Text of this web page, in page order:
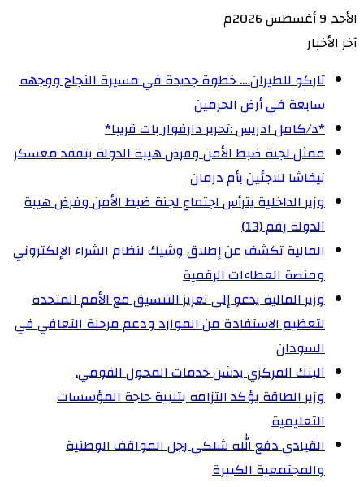
الأحد, 9 أغسطس 2026م
آخر الأخبار
تاركو للطيران…. خطوة جديدة في مسيرة النجاح ووجهه
سابعة في أرض الحرمين
‏*د/كامل ادريس :تحرير دارفوار بات قريبا*
ممثل لجنة ضبط الأمن وفرض هيبة الدولة يتفقد معسكر
نيفاشا للاجئين بأم درمان
وزير الداخلية يترأس اجتماع لجنة ضبط الأمن وفرض هيبة
الدولة رقم (13)
المالية تكشف عن إطلاق وشيك لنظام الشراء الإلكتروني
ومنصة العطاءات الرقمية
وزير المالية يدعو إلى تعزيز التنسيق مع الأمم المتحدة
لتعظيم الاستفادة من الموارد ودعم مرحلة التعافي في
السودان
البنك المركزي يدشن خدمات المحول القومي.
وزير الطاقة يؤكد التزامه بتلبية حاجة المؤسسات
التعليمية
القيادي دفع الله شلكي رجل المواقف الوطنية
والمجتمعية الكبيرة